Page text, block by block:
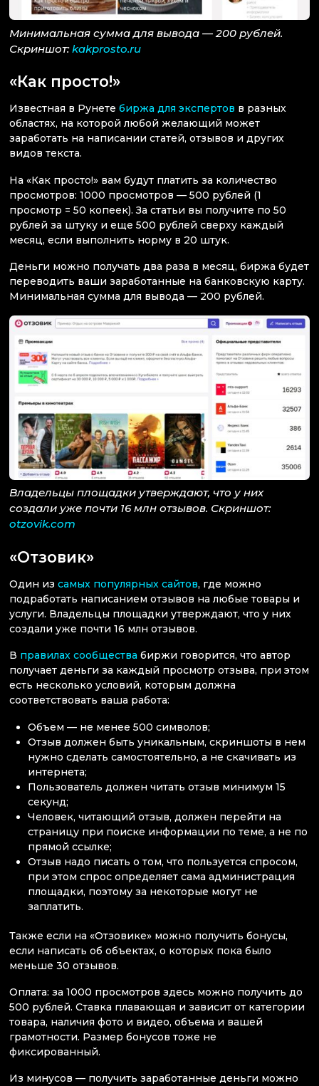
Минимальная сумма для вывода — 200 рублей.
Скриншот:kakprosto.ru
«Как просто!»
Известная в Рунете биржа для экспертов в разных
областях, на которой любой желающий может
заработать на написании статей, отзывов и других
видов текста.
На «Как просто!» вам будут платить за количество
просмотров: 1000 просмотров — 500 рублей (1
просмотр = 50 копеек). За статьи вы получите по 50
рублей за штуку и еще 500 рублей сверху каждый
месяц, если выполнить норму в 20 штук.
Деньги можно получать два раза в месяц, биржа будет
переводить ваши заработанные на банковскую карту.
Минимальная сумма для вывода — 200 рублей.
Владельцы площадки утверждают, что у них
создали уже почти 16 млн отзывов. Скриншот:
otzovik.com
«Отзовик»
Один из самых популярных сайтов, где можно
подработать написанием отзывов на любые товары и
услуги. Владельцы площадки утверждают, что у них
создали уже почти 16 млн отзывов.
В правилах сообщества биржи говорится, что автор
получает деньги за каждый просмотр отзыва, при этом
есть несколько условий, которым должна
соответствовать ваша работа:
Объем — не менее 500 символов;
Отзыв должен быть уникальным, скриншоты в нем
нужно сделать самостоятельно, а не скачивать из
интернета;
Пользователь должен читать отзыв минимум 15
секунд;
Человек, читающий отзыв, должен перейти на
страницу при поиске информации по теме, а не по
прямой ссылке;
Отзыв надо писать о том, что пользуется спросом,
при этом спрос определяет сама администрация
площадки, поэтому за некоторые могут не
заплатить.
Также если на «Отзовике» можно получить бонусы,
если написать об объектах, о которых пока было
меньше 30 отзывов.
Оплата: за 1000 просмотров здесь можно получить до
500 рублей. Ставка плавающая и зависит от категории
товара, наличия фото и видео, объема и вашей
грамотности. Размер бонусов тоже не
фиксированный.
Из минусов — получить заработанные деньги можно